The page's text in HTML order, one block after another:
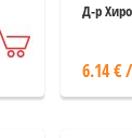
Д-р
6.14 €